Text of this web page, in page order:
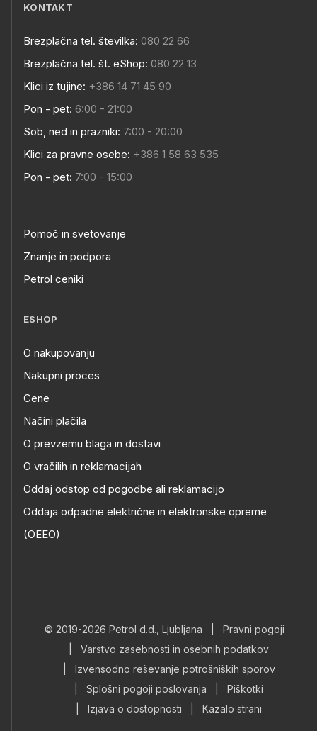
KONTAKT
Brezplačna tel. številka: 080 22 66
Brezplačna tel. št. eShop: 080 22 13
Klici iz tujine: +386 14 71 45 90
Pon - pet: 6:00 - 21:00
Sob, ned in prazniki: 7:00 - 20:00
Klici za pravne osebe: +386 1 58 63 535
Pon - pet: 7:00 - 15:00
Pomoč in svetovanje
Znanje in podpora
Petrol ceniki
ESHOP
O nakupovanju
Nakupni proces
Cene
Načini plačila
O prevzemu blaga in dostavi
O vračilih in reklamacijah
Oddaj odstop od pogodbe ali reklamacijo
Oddaja odpadne električne in elektronske opreme
(OEEO)
© 2019-2026 Petrol d.d., Ljubljana
Pravni pogoji
Varstvo zasebnosti in osebnih podatkov
Izvensodno reševanje potrošniških sporov
Splošni pogoji poslovanja
Piškotki
Izjava o dostopnosti Kazalo strani